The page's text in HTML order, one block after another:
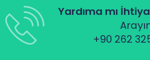
Yardıma mı
+90 262